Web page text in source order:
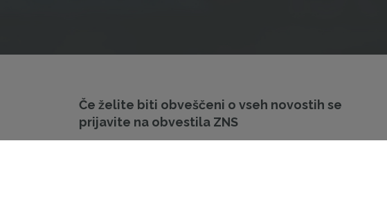
Če želite biti obveščeni o vseh novostih se
prijavite na obvestila ZNS